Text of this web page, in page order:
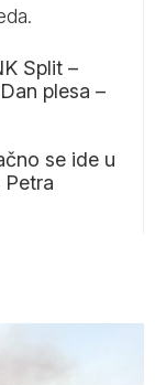
Split –
plesa –
se ide u